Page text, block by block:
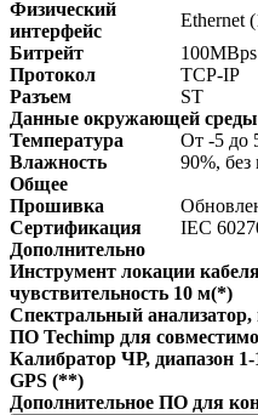
Физический
интерфейс
Ethernet
Битрейт
Протокол
TCP-IP
Разъем
ST
Данные окружающей среды
Температура
От -5 до
Влажность
90%, без
Общее
Прошивка
Сертификация
IEC
Дополнительно
Инструмент локации
чувствительность 10 м(*)
Спектральный
ПО Techimp для
Калибратор ЧР, диапазон
GPS (**)
Дополнительное ПО для